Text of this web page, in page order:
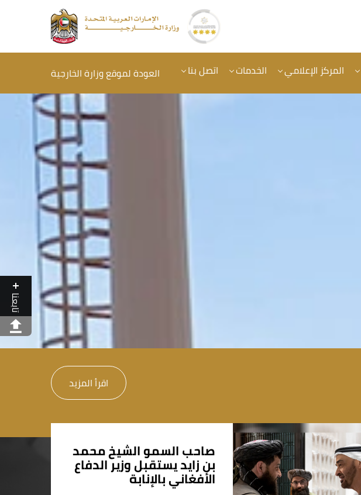
تابعنا
المركز الإعلامي الخدمات اتصل بنا العودة لموقع وزارة الخارجية
اقرأ المزيد
صاحب السمو الشيخ محمد
بن زايد يستقبل وزير الدفاع
الأفغاني بالإنابة